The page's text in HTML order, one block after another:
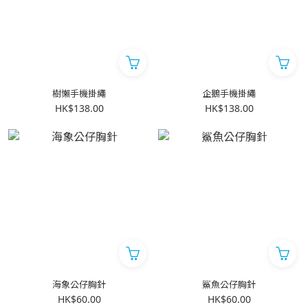
樹懶手機掛繩
HK$138.00
企鵝手機掛繩
HK$138.00
海象公仔胸針
HK$60.00
鯊魚公仔胸針
HK$60.00